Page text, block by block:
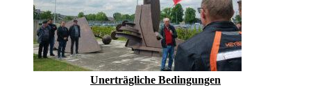
Unerträgliche ­Bedingungen